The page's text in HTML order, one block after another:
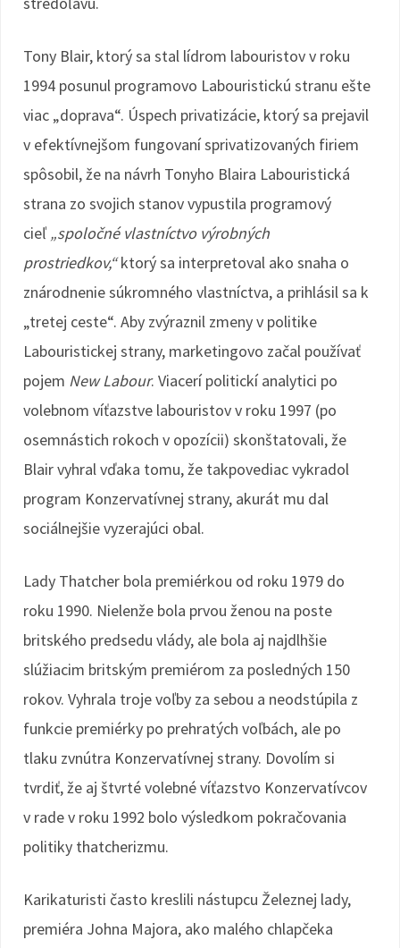
Tony Blair, ktorý sa stal lídrom labouristov v roku
1994 posunul programovo Labouristickú stranu ešte
viac „doprava“. Úspech privatizácie, ktorý sa prejavil
v efektívnejšom fungovaní sprivatizovaných firiem
spôsobil, že na návrh Tonyho Blaira Labouristická
strana zo svojich stanov vypustila programový
cieľ „spoločné vlastníctvo výrobných
prostriedkov,“ktorý sa interpretoval ako snaha o
znárodnenie súkromného vlastníctva, a prihlásil sa k
„tretej ceste“. Aby zvýraznil zmeny v politike
Labouristickej strany, marketingovo začal používať
pojem New Labour. Viacerí politickí analytici po
volebnom víťazstve labouristov v roku 1997 (po
osemnástich rokoch v opozícii) skonštatovali, že
Blair vyhral vďaka tomu, že takpovediac vykradol
program Konzervatívnej strany, akurát mu dal
sociálnejšie vyzerajúci obal.
Lady Thatcher bola premiérkou od roku 1979 do
roku 1990. Nielenže bola prvou ženou na poste
britského predsedu vlády, ale bola aj najdlhšie
slúžiacim britským premiérom za posledných 150
rokov. Vyhrala troje voľby za sebou a neodstúpila z
funkcie premiérky po prehratých voľbách, ale po
tlaku zvnútra Konzervatívnej strany. Dovolím si
tvrdiť, že aj štvrté volebné víťazstvo Konzervatívcov
v rade v roku 1992 bolo výsledkom pokračovania
politiky thatcherizmu.
Karikaturisti často kreslili nástupcu Železnej lady,
premiéra Johna Majora, ako malého chlapčeka